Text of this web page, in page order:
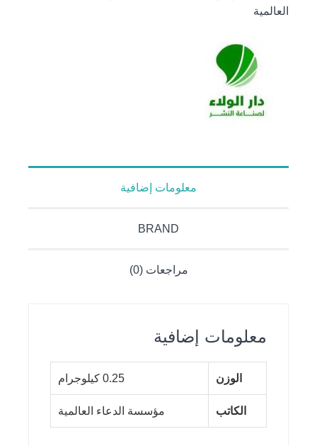
العالمية
معلومات إضافية
BRAND
مراجعات (0)
معلومات إضافية
الوزن 0.25 كيلوجرام
الكاتب مؤسسة الدعاء العالمية